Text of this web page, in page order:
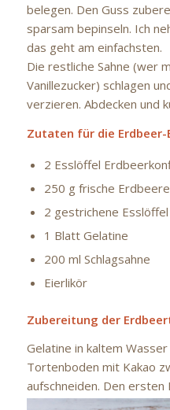
belegen. Den Guss
sparsam bepinseln. Ich
das geht am einfachsten.
Die restliche Sahne (wer
Vanillezucker) schlagen
verzieren. Abdecken und
Zutaten für die
2 Esslöffel
250 g frische
2 gestrichene Esslöffel
1 Blatt Gelatine
200 ml Schlagsahne
Eierlikör
Zubereitung der
Gelatine in kaltem
Tortenboden mit Kakao
aufschneiden. Den ersten